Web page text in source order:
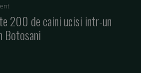
200 de caini ucisi intr-un
Botosani